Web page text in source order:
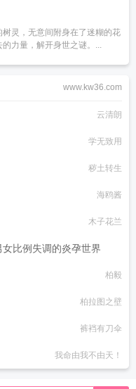
灵，无意间附身在了迷糊的花
力量，解开身世之谜。...
www.kw36.com
云清朗
学无致用
秽土转生
海鸥酱
木子花兰
比例失调的炎孕世界
黑月何时嚎叫
柏毅
柏拉图之壁
裤裆有刀伞
我命由我不由天！